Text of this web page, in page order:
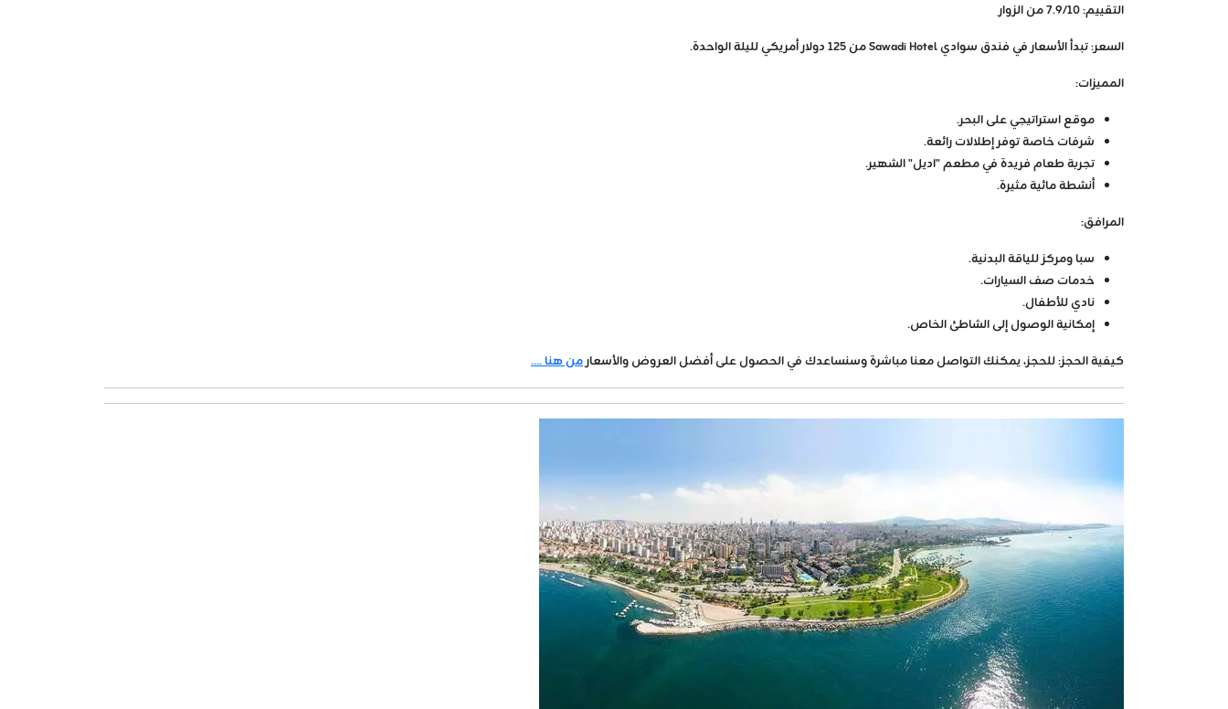
التقييم:
السعر:تبدأ الأسعار في فندق سوادي Sawadi Hotel من 125 دولار أمريكي لليلة الواحدة.
المميزات:
موقع استراتيجي على البحر.
شرفات خاصة توفر إطلالات رائعة.
تجربة طعام فريدة في مطعم "اديل" الشهير.
أنشطة مائية مثيرة.
المرافق:
سبا ومركز للياقة البدنية.
خدمات صف السيارات.
نادي للأطفال.
إمكانية الوصول إلى الشاطئ الخاص.
كيفية الحجز:للحجز، يمكنك التواصل معنا مباشرة وسنساعدك في الحصول على أفضل العروض والأسعارمن هنا ....